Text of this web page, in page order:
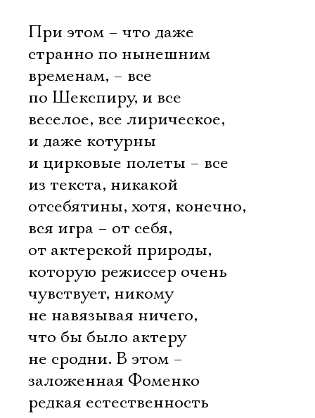
При этом – что даже
странно по нынешним
временам, – все
по Шекспиру, и все
веселое, все лирическое,
и даже котурны
и цирковые полеты – все
из текста, никакой
отсебятины, хотя, конечно,
вся игра – от себя,
от актерской природы,
которую режиссер очень
чувствует, никому
не навязывая ничего,
что бы было актеру
не сродни. В этом –
заложенная Фоменко
редкая естественность